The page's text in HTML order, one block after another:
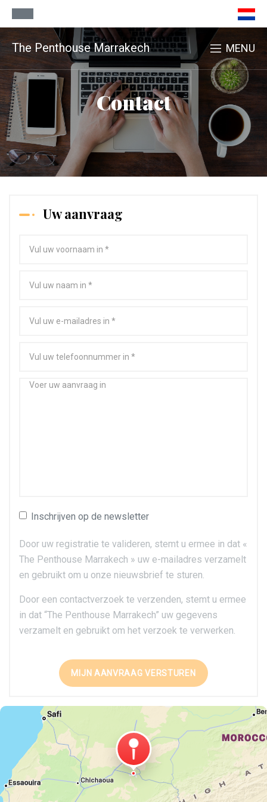
The Penthouse Marrakech MENU
Contact
Uw aanvraag
Inschrijven op de newsletter
Door uw registratie te valideren, stemt u ermee in dat «
The Penthouse Marrakech » uw e-mailadres verzamelt
en gebruikt om u onze nieuwsbrief te sturen.
Door een contactverzoek te verzenden, stemt u ermee
in dat “The Penthouse Marrakech” uw gegevens
verzamelt en gebruikt om het verzoek te verwerken.